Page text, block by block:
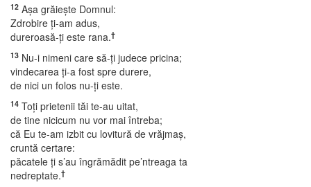
12 Aşa grăieşte Domnul:
Zdrobire ţi-am adus,
dureroasă-ţi este rana.†
13 Nu-i nimeni care să-ţi judece pricina;
vindecarea ţi-a fost spre durere,
de nici un folos nu-ţi este.
14 Toţi prietenii tăi te-au uitat,
de tine nicicum nu vor mai întreba;
că Eu te-am izbit cu lovitură de vrăjmaş,
cruntă certare:
păcatele ţi s’au îngrămădit pe’ntreaga ta
nedreptate.†